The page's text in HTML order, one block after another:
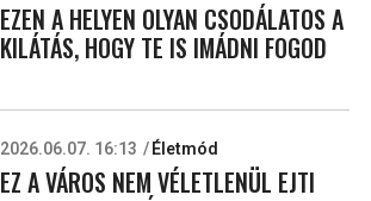
EZEN A HELYEN OLYAN CSODÁLATOS A
KILÁTÁS, HOGY TE IS IMÁDNI FOGOD
2026.06.07. 16:13 Életmód
EZ A VÁROS NEM VÉLETLENÜL EJTI